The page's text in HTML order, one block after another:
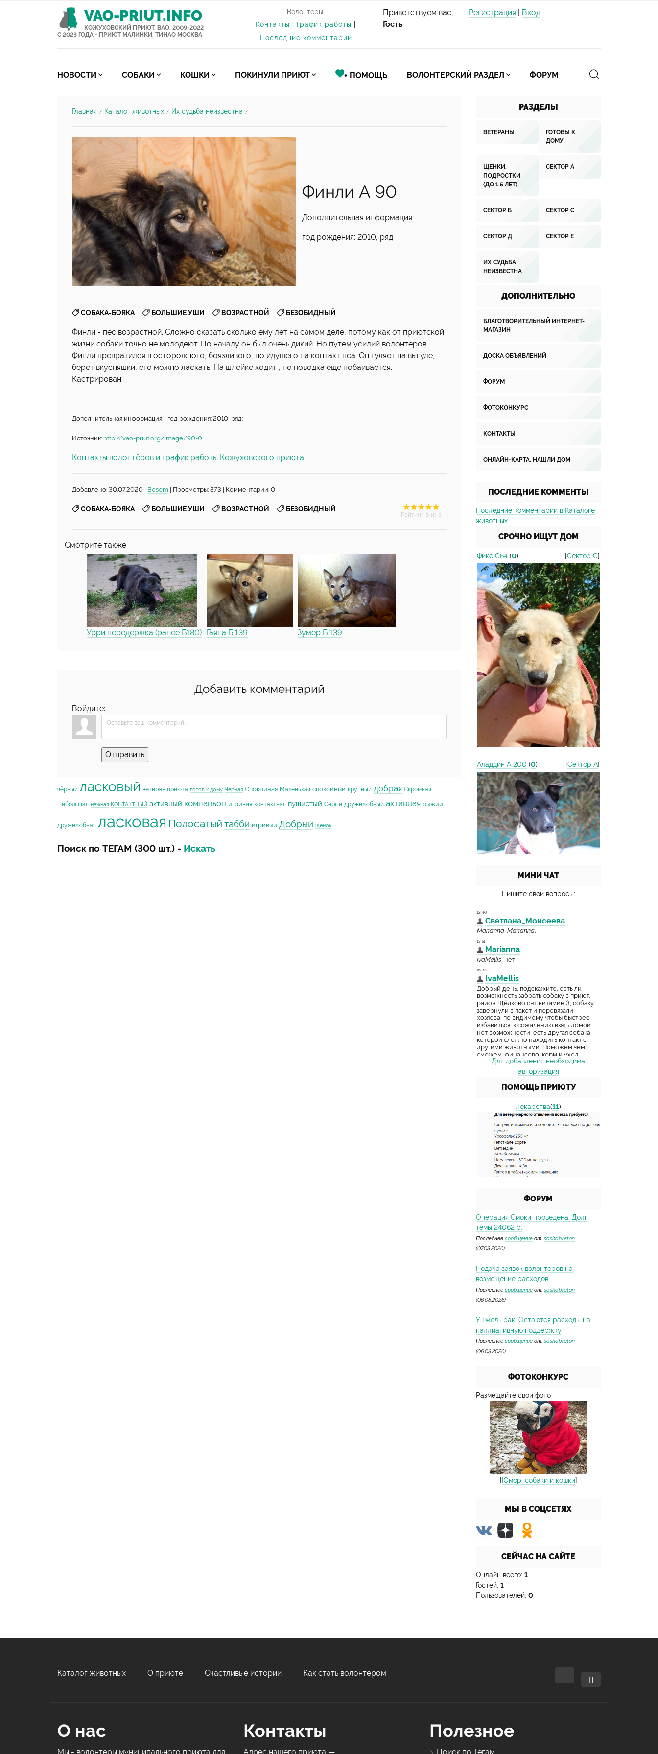
VAO-PRIUT.INFO
КОЖУХОВСКИЙ ПРИЮТ, ВАО, 2009-2022
С 2023 ГОДА - ПРИЮТ МАЛИНКИ, ТИНАО МОСКВА
Волонтёры:
Контакты
График работы
Последние комментарии
Приветствуем вас,
Гость
Регистрация Вход
НОВОСТИ СОБАКИ КОШКИ ПОКИНУЛИ ПРИЮТ + ПОМОЩЬ ВОЛОНТЕРСКИЙ РАЗДЕЛ ФОРУМ
Главная / Каталог животных / Их судьба неизвестна /
Финли А 90
Дополнительная информация:
год рождения: 2010, ряд:
СОБАКА-БОЯКА, БОЛЬШИЕ УШИ ВОЗРАСТНОЙ БЕЗОБИДНЫЙ
Финли - пёс возрастной. Сложно сказать сколько ему лет на самом деле, потому как от приютской
жизни собаки точно не молодеют. По началу он был очень дикий. Но путем усилий волонтеров
Финли превратился в осторожного, боязливого, но идущего на контакт пса. Он гуляет на выгуле,
берет вкусняшки, его можно ласкать. На шлейке ходит , но поводка еще побаивается.
Кастрирован.
Дополнительная информация: , год рождения: 2010, ряд:
Источник: http://vao-priut.org/image/90-0
Контакты волонтёров и график работы Кожуховского приюта
Добавлено: 30.07.2020 | Bosom | Просмотры: 873 | Комментарии: 0
СОБАКА-БОЯКА, БОЛЬШИЕ УШИ ВОЗРАСТНОЙ БЕЗОБИДНЫЙ
Рейтинг 5 из 5
Смотрите также:
Урри передержка (ранее Б180) Гаяна Б 139 Зумер Б 139
Добавить комментарий
Войдите:
Отправить
чёрный ласковый ветеран приюта готов к дому Черная Спокойная Маленькая спокойный крупный добрая Скромная
Небольшая нежная КОНТАКТНЫЙ активный компаньон игривая контактная пушистый Серый дружелюбный активная рыжий
дружелюбная ласковая Полосатый табби игривый Добрый щенок
Поиск по ТЕГАМ (300 шт.) - Искать
РАЗДЕЛЫ
ВЕТЕРАНЫ
ГОТОВЫ К
ДОМУ
ЩЕНКИ,
ПОДРОСТКИ
(ДО 1,5 ЛЕТ)
СЕКТОР А
СЕКТОР Б СЕКТОР С
СЕКТОР Д СЕКТОР Е
ИХ СУДЬБА
НЕИЗВЕСТНА
ДОПОЛНИТЕЛЬНО
БЛАГОТВОРИТЕЛЬНЫЙ ИНТЕРНЕТ-
МАГАЗИН
ДОСКА ОБЪЯВЛЕНИЙ
ФОРУМ
ФОТОКОНКУРС
КОНТАКТЫ
ОНЛАЙН-КАРТА. НАШЛИ ДОМ
ПОСЛЕДНИЕ КОММЕНТЫ
Последние комментарии в Каталоге
животных
СРОЧНО ИЩУТ ДОМ
Фике С64 (0) [Сектор С]
Аладдин А 200 (0) [Сектор А]
МИНИ ЧАТ
Пишите свои вопросы:
Для добавления необходима
авторизация
ПОМОЩЬ ПРИЮТУ
Лекарства(11)
ФОРУМ
Операция Смоки проведена. Долг
темы 24062 р.
Последнее сообщение от: sashabreton
(07.08.2026)
Подача заявок волонтеров на
возмещение расходов
Последнее сообщение от: sashabreton
(06.08.2026)
У Гжель рак. Остаются расходы на
паллиативную поддержку
Последнее сообщение от: sashabreton
(06.08.2026)
ФОТОКОНКУРС
Размещайте свои фото
[Юмор, собаки и кошки]
МЫ В СОЦСЕТЯХ
СЕЙЧАС НА САЙТЕ
Онлайн всего: 1
Гостей: 1
Пользователей: 0
Каталог животных О приюте Счастливые истории Как стать волонтером
О нас
Мы - волонтеры муниципального приюта для
Контакты
Адрес нашего приюта —
Полезное
Поиск по Тегам